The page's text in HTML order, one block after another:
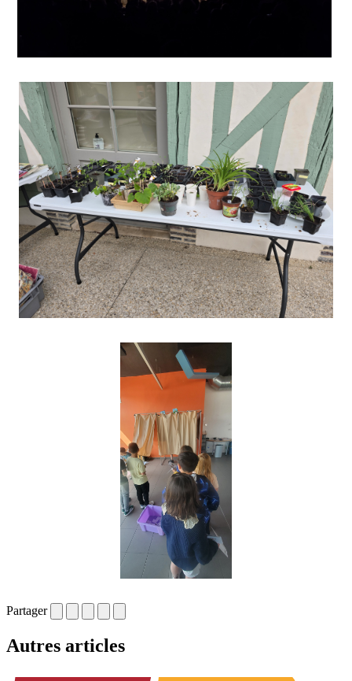
Partager
Autres articles